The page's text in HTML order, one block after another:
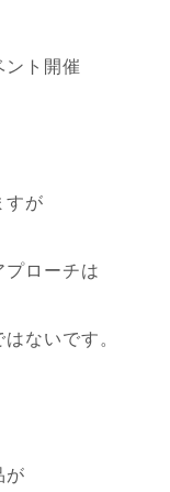
ント開催
すが
プローチは
ないです。
が